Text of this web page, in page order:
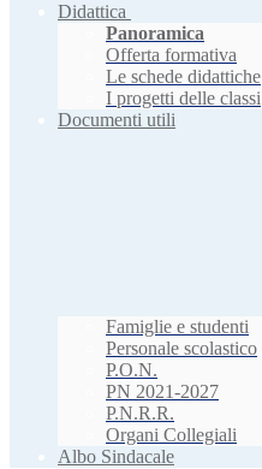
Didattica
Panoramica
Offerta formativa
Le schede didattiche
I progetti delle classi
Documenti utili
Famiglie e studenti
Personale scolastico
P.O.N.
PN 2021-2027
P.N.R.R.
Organi Collegiali
Albo Sindacale